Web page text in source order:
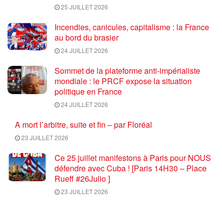
25 JUILLET 2026
Incendies, canicules, capitalisme : la France
au bord du brasier
24 JUILLET 2026
Sommet de la plateforme anti-impérialiste
mondiale : le PRCF expose la situation
politique en France
24 JUILLET 2026
A mort l’arbitre, suite et fin – par Floréal
23 JUILLET 2026
Ce 25 juillet manifestons à Paris pour NOUS
défendre avec Cuba ! [Paris 14H30 – Place
Rueff #26Julio ]
23 JUILLET 2026